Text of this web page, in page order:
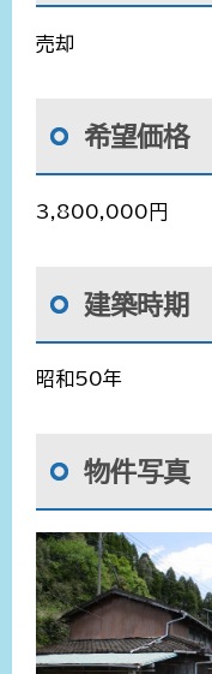
売却
希望価格
3,800,000円
建築時期
昭和50年
物件写真